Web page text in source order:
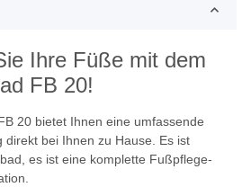
Ihre Füße mit dem
FB 20!
20 bietet Ihnen eine umfassende
direkt bei Ihnen zu Hause. Es ist
es ist eine komplette Fußpflege-